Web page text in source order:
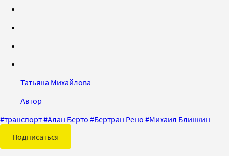
Татьяна Михайлова
Автор
#транспорт#Алан Берто #Бертран Рено #Михаил Блинкин
Подписаться